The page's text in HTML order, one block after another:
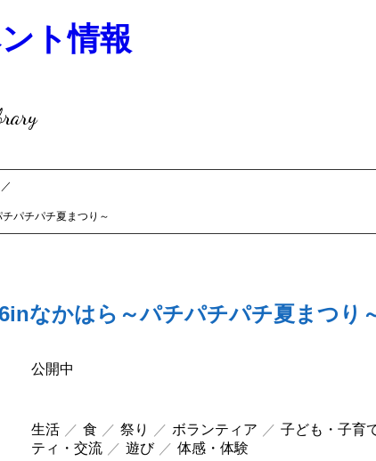
ト情報
／
パチパチ夏まつり～
なかはら～パチパチパチ夏まつり
公開中
生活 食 祭り ボランティア 子ども・子育
ティ・交流
遊び 体感・体験